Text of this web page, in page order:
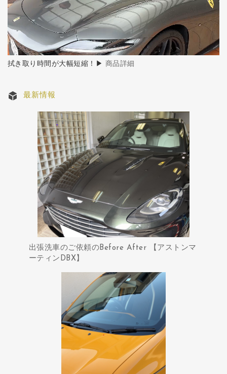
拭き取り時間が大幅短縮！▶ 商品詳細
最新情報
出張洗車のご依頼のBefore After 【アストンマ
ーティンDBX】